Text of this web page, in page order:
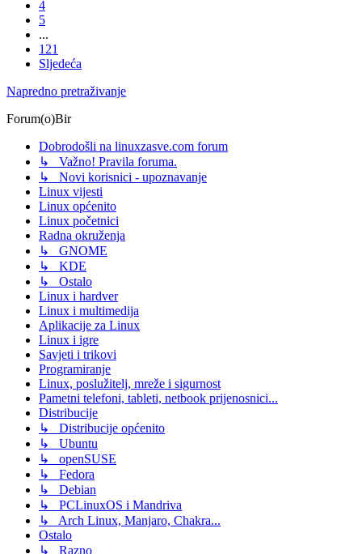
4
5
...
121
Sljedeća
Napredno pretraživanje
Forum(o)Bir
Dobrodošli na linuxzasve.com forum
↳ Važno! Pravila foruma.
↳ Novi korisnici - upoznavanje
Linux vijesti
Linux općenito
Linux početnici
Radna okruženja
↳ GNOME
↳ KDE
↳ Ostalo
Linux i hardver
Linux i multimedija
Aplikacije za Linux
Linux i igre
Savjeti i trikovi
Programiranje
Linux, poslužitelj, mreže i sigurnost
Pametni telefoni, tableti, netbook prijenosnici...
Distribucije
↳ Distribucije općenito
↳ Ubuntu
↳ openSUSE
↳ Fedora
↳ Debian
↳ PCLinuxOS i Mandriva
↳ Arch Linux, Manjaro, Chakra...
Ostalo
↳ Razno